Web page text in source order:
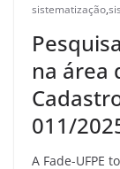
sistematização,
na área
011/
A Fade-UFPE